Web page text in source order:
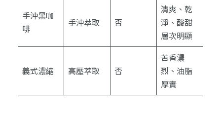
手沖黑咖
啡
手沖萃取 否
清爽、乾
淨、酸甜
層次明顯
義式濃縮 高壓萃取 否
苦香濃
烈、油脂
厚實